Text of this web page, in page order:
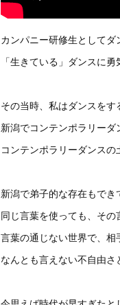
カンパニー研修生としてダ
「生きている」ダンスに
その当時、私はダンスを
新潟でコンテンポラリー
コンテンポラリーダンス
新潟で弟子的な存在もで
同じ言葉を使っても、そ
言葉の通じない世界で、
なんとも言えない不自由さ